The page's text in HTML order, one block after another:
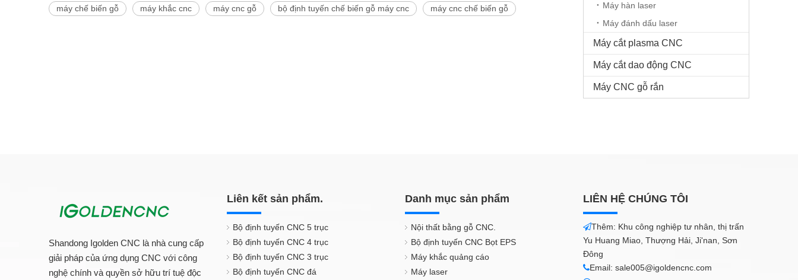
máy chế biến gỗ máy khắc cnc máy cnc gỗ bộ định tuyến chế biến gỗ máy cnc máy cnc chế biến gỗ
Máy hàn laser
Máy đánh dấu laser
Máy cắt plasma CNC
Máy cắt dao động CNC
Máy CNC gỗ rắn
Shandong Igolden CNC là nhà cung cấp
giải pháp của ứng dụng CNC với công
nghệ chính và quyền sở hữu trí tuệ độc
Liên kết sản phẩm.
Bộ định tuyến CNC 5 trục
Bộ định tuyến CNC 4 trục
Bộ định tuyến CNC 3 trục
Bộ định tuyến CNC đá
Danh mục sản phẩm
Nội thất bằng gỗ CNC.
Bộ định tuyến CNC Bọt EPS
Máy khắc quảng cáo
Máy laser
LIÊN HỆ CHÚNG TÔI
Thêm: Khu công nghiệp tư nhân, thị trấn
Yu Huang Miao, Thượng Hải, Ji'nan, Sơn
Đông
Email: sale005@igoldencnc.com